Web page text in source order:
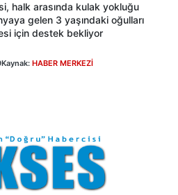
halk arasında kulak yokluğu
gelen 3 yaşındaki oğulları
için destek bekliyor
Kaynak: HABER MERKEZİ